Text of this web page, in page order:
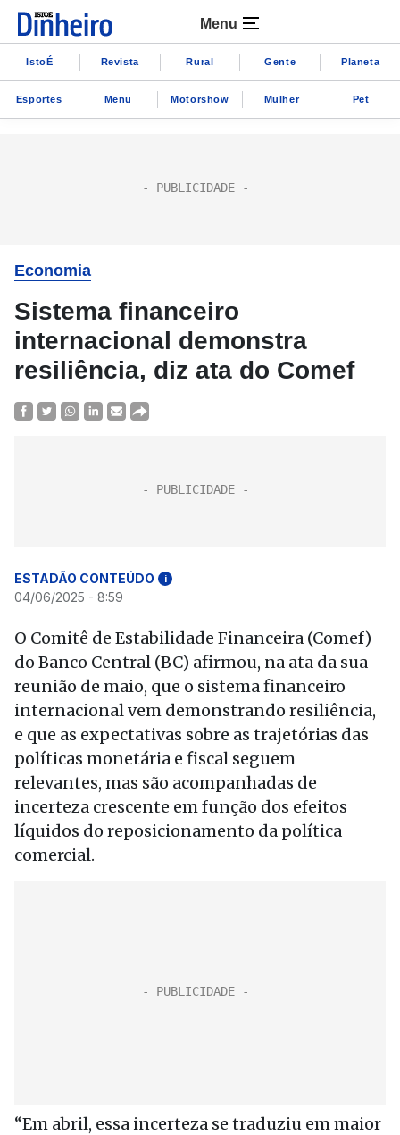
Menu
IstoÉ Revista Rural Gente Planeta
Esportes Menu Motorshow Mulher Pet
Economia
Sistema financeiro
internacional demonstra
resiliência, diz ata do Comef
ESTADÃO CONTEÚDO i
04/06/2025 - 8:59
O Comitê de Estabilidade Financeira (Comef)
do Banco Central (BC) afirmou, na ata da sua
reunião de maio, que o sistema financeiro
internacional vem demonstrando resiliência,
e que as expectativas sobre as trajetórias das
políticas monetária e fiscal seguem
relevantes, mas são acompanhadas de
incerteza crescente em função dos efeitos
líquidos do reposicionamento da política
comercial.
“Em abril, essa incerteza se traduziu em maior